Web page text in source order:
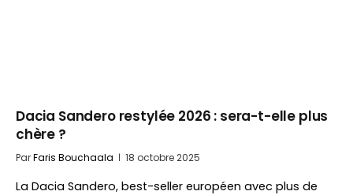
Dacia Sandero restylée 2026 : sera-t-elle plus
chère ?
ParFaris Bouchaala 18 octobre 2025
La Dacia Sandero, best-seller européen avec plus de